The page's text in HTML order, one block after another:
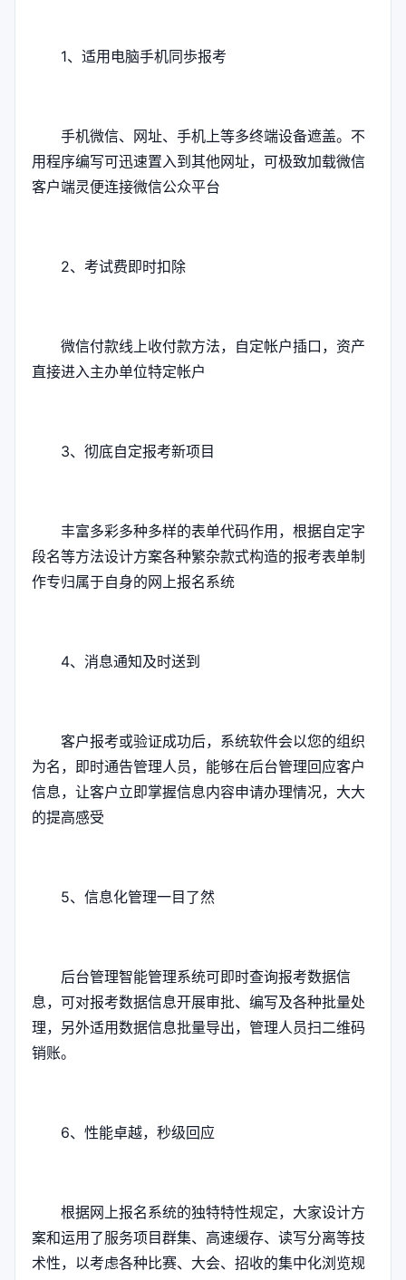
1、适用电脑手机同歩报考
手机微信、网址、手机上等多终端设备遮盖。不
用程序编写可迅速置入到其他网址，可极致加载微信
客户端灵便连接微信公众平台
2、考试费即时扣除
微信付款线上收付款方法，自定帐户插口，资产
直接进入主办单位特定帐户
3、彻底自定报考新项目
丰富多彩多种多样的表单代码作用，根据自定字
段名等方法设计方案各种繁杂款式构造的报考表单制
作专归属于自身的网上报名系统
4、消息通知及时送到
客户报考或验证成功后，系统软件会以您的组织
为名，即时通告管理人员，能够在后台管理回应客户
信息，让客户立即掌握信息内容申请办理情况，大大
的提高感受
5、信息化管理一目了然
后台管理智能管理系统可即时查询报考数据信
息，可对报考数据信息开展审批、编写及各种批量处
理，另外适用数据信息批量导出，管理人员扫二维码
销账。
6、性能卓越，秒级回应
根据网上报名系统的独特特性规定，大家设计方
案和运用了服务项目群集、高速缓存、读写分离等技
术性，以考虑各种比赛、大会、招收的集中化浏览规